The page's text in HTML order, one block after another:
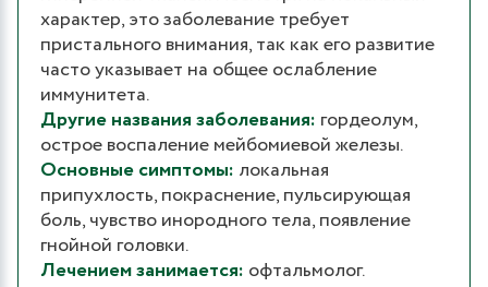
характер, это заболевание требует
пристального внимания, так как его развитие
часто указывает на общее ослабление
иммунитета.
Другие названия заболевания: гордеолум,
острое воспаление мейбомиевой железы.
Основные симптомы: локальная
припухлость, покраснение, пульсирующая
боль, чувство инородного тела, появление
гнойной головки.
Лечением занимается: офтальмолог.